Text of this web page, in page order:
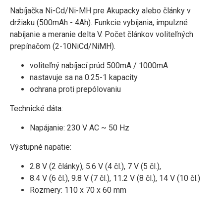
Nabíjačka Ni-Cd/Ni-MH pre Akupacky alebo články v
držiaku (500mAh - 4Ah). Funkcie vybíjania, impulzné
nabíjanie a meranie delta V. Počet článkov voliteľných
prepínačom (2-10NiCd/NiMH).
voliteľný nabíjací prúd 500mA / 1000mA
nastavuje sa na 0.25-1 kapacity
ochrana proti prepólovaniu
Technické dáta:
Napájanie: 230 V AC ~ 50 Hz
Výstupné napätie:
2.8 V (2 články), 5.6 V (4 čl.), 7 V (5 čl.),
8.4 V (6 čl.), 9.8 V (7 čl.), 11.2 V (8 čl.), 14 V (10 čl.)
Rozmery: 110 x 70 x 60 mm